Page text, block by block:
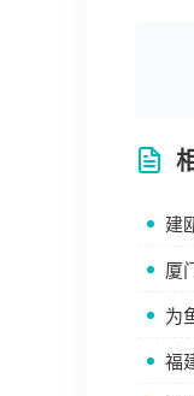
建
厦
为
福